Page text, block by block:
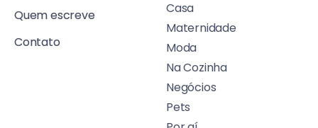
Quem escreve
Contato
Casa
Maternidade
Moda
Na Cozinha
Negócios
Pets